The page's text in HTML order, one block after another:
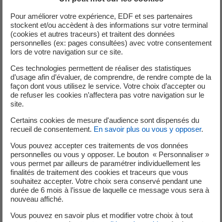
isolation résistante au feu. Certains isolants ont
une meilleure tenue au feu que d’autres.
de votre sensibilité environnementale
Certains isolants font appel à des produits
pétroliers (polystyrène, polyuréthane,…) ou
minéraux (laine de verre, laine de roche), d’autres à
cellulose, liège…).
Choisissez des matériaux certifiés
La résistance thermique (R) détermine l’efficacité d’une
Pour améliorer votre expérience, EDF et ses partenaires
stockent et/ou accèdent à des informations sur votre terminal
(cookies et autres traceurs) et traitent des données
personnelles (ex: pages consultées) avec votre consentement
lors de votre navigation sur ce site.
Ces technologies permettent de réaliser des statistiques
d’usage afin d’évaluer, de comprendre, de rendre compte de la
façon dont vous utilisez le service. Votre choix d’accepter ou
de refuser les cookies n’affectera pas votre navigation sur le
site.
Certains cookies de mesure d'audience sont dispensés du
recueil de consentement. En savoir plus ou vous y opposer.
Vous pouvez accepter ces traitements de vos données
personnelles ou vous y opposer. Le bouton « Personnaliser »
vous permet par ailleurs de paramétrer individuellement les
finalités de traitement des cookies et traceurs que vous
souhaitez accepter. Votre choix sera conservé pendant une
durée de 6 mois à l’issue de laquelle ce message vous sera à
nouveau affiché.
Vous pouvez en savoir plus et modifier votre choix à tout